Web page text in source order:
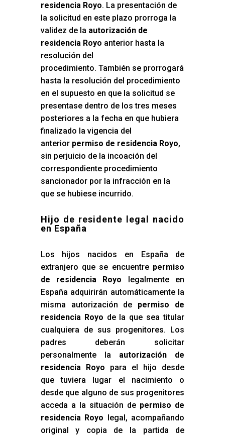
residencia Royo. La presentación de
la solicitud en este plazo prorroga la
validez de la autorización de
residencia Royo anterior hasta la
resolución del
procedimiento. También se prorrogará
hasta la resolución del procedimiento
en el supuesto en que la solicitud se
presentase dentro de los tres meses
posteriores a la fecha en que hubiera
finalizado la vigencia del
anterior permiso de residencia Royo,
sin perjuicio de la incoación del
correspondiente procedimiento
sancionador por la infracción en la
que se hubiese incurrido.
Hijo de residente legal nacido
en España
Los hijos nacidos en España de
extranjero que se encuentre permiso
de residencia Royo legalmente en
España adquirirán automáticamente la
misma autorización de permiso de
residencia Royo de la que sea titular
cualquiera de sus progenitores. Los
padres deberán solicitar
personalmente la autorización de
residencia Royo para el hijo desde
que tuviera lugar el nacimiento o
desde que alguno de sus progenitores
acceda a la situación de permiso de
residencia Royo legal, acompañando
original y copia de la partida de